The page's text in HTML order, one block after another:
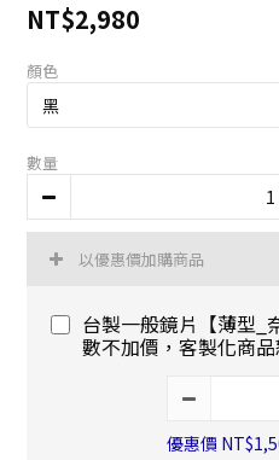
NT$2,980
顏色
數量
以優惠價加購商品
台製一般鏡片【薄型_
數不加價，客製化商
優惠價